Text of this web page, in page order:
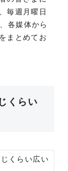
毎週月曜日
各媒体から
まとめてお
くらい
くらい広い